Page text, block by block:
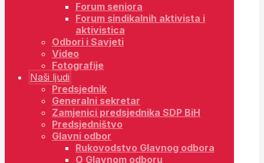
Forum seniora
Forum sindikalnih aktivista i
aktivistica
Odbori i Savjeti
Video
Fotografije
Naši ljudi
Predsjednik
Generalni sekretar
Zamjenici predsjednika SDP BiH
Predsjedništvo
Glavni odbor
Rukovodstvo Glavnog odbora
O Glavnom odboru